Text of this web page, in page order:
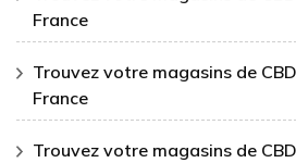
France
Trouvez votre magasins de CBD
France
Trouvez votre magasins de